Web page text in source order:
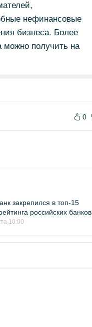
нефинансовые
бизнеса. Более
можно получить на
0
закрепился в топ-15
российских банков
10:00